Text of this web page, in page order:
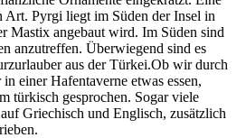
Art. Pyrgi liegt im Süden der Insel in
Mastix angebaut wird. Im Süden sind
anzutreffen. Überwiegend sind es
aus der Türkei.Ob wir durch
einer Hafentaverne etwas essen,
türkisch gesprochen. Sogar viele
Griechisch und Englisch, zusätzlich